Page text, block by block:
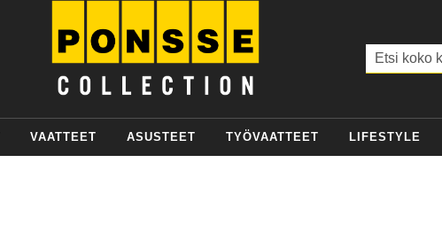
VAATTEET ASUSTEET TYÖVAATTEET LIFESTYLE